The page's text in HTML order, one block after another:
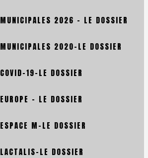
MUNICIPALES 2026 – LE DOSSIER
MUNICIPALES 2020-LE DOSSIER
COVID-19-LE DOSSIER
EUROPE – LE DOSSIER
ESPACE M-LE DOSSIER
LACTALIS-LE DOSSIER